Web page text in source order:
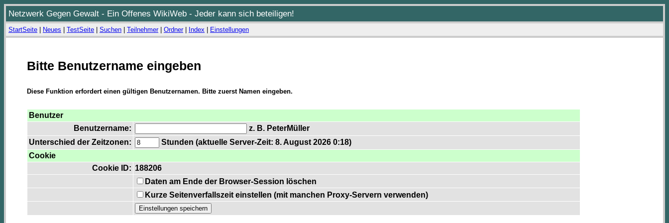
Netzwerk Gegen Gewalt - Ein Offenes WikiWeb - Jeder kann sich beteiligen!
StartSeite Neues TestSeite Suchen Teilnehmer| Ordner| Index Einstellungen
Bitte Benutzername eingeben
Diese Funktion erfordert einen gültigen Benutzernamen. Bitte zuerst Namen eingeben.
Benutzer
Benutzername:
z. B. PeterMüller
Unterschied der Zeitzonen:
Stunden (aktuelle Server-Zeit: 8. August 2026 0:18)
Cookie
Cookie ID: 188206
Daten am Ende der Browser-Session löschen
Kurze Seitenverfallszeit einstellen (mit manchen Proxy-Servern verwenden)